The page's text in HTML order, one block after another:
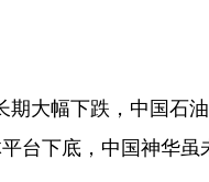
大幅下跌，中国石
台下底，中国神华